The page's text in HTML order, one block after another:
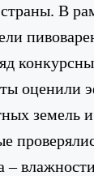
В
оценили
земель
–